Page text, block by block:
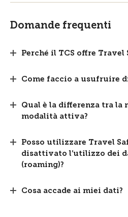
Domande frequenti
Perché il TCS offre Travel
Come faccio a usufruire
Qual è la differenza tra la
modalità attiva?
Posso utilizzare Travel
disattivato l’utilizzo dei
(roaming)?
Cosa accade ai miei dati?